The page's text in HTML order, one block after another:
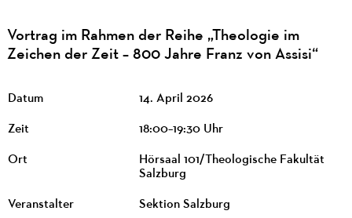
Vortrag im Rahmen der Reihe „Theologie im
Zeichen der Zeit – 800 Jahre Franz von Assisi“
Datum 14. April 2026
Zeit 18:00–19:30 Uhr
Ort
Hörsaal 101/Theologische Fakultät
Salzburg
Veranstalter Sektion Salzburg